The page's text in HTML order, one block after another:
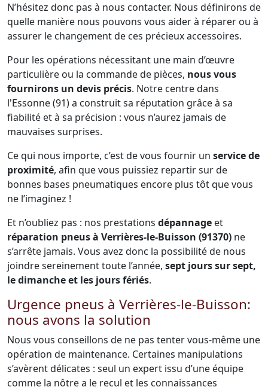
N’hésitez donc pas à nous contacter. Nous définirons de
quelle manière nous pouvons vous aider à réparer ou à
assurer le changement de ces précieux accessoires.
Pour les opérations nécessitant une main d’œuvre
particulière ou la commande de pièces, nous vous
fournirons un devis précis. Notre centre dans
l'Essonne (91) a construit sa réputation grâce à sa
fiabilité et à sa précision : vous n’aurez jamais de
mauvaises surprises.
Ce qui nous importe, c’est de vous fournir un service de
proximité, afin que vous puissiez repartir sur de
bonnes bases pneumatiques encore plus tôt que vous
ne l’imaginez !
Et n’oubliez pas : nos prestations dépannage et
réparation pneus à Verrières-le-Buisson (91370) ne
s’arrête jamais. Vous avez donc la possibilité de nous
joindre sereinement toute l’année, sept jours sur sept,
le dimanche et les jours fériés.
Urgence pneus à Verrières-le-Buisson:
nous avons la solution
Nous vous conseillons de ne pas tenter vous-même une
opération de maintenance. Certaines manipulations
s’avèrent délicates : seul un expert issu d’une équipe
comme la nôtre a le recul et les connaissances